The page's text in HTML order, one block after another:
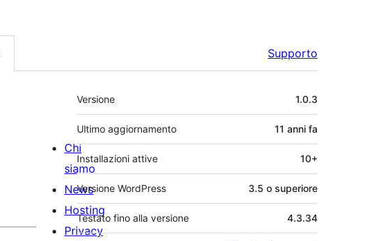
Supporto
Meta
Versione 1.0.3
Ultimo aggiornamento 11 anni fa
Installazioni attive 10+
Versione WordPress 3.5 o superiore
Testato fino alla versione 4.3.34
Chi
siamo
News
Hosting
Privacy